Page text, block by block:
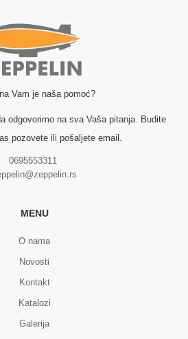
Vam je naša pomoć?
odgovorimo na sva Vaša pitanja. Budite
pozovete ili pošaljete email.
0695553311
MENU
O nama
Novosti
Kontakt
Katalozi
Galerija